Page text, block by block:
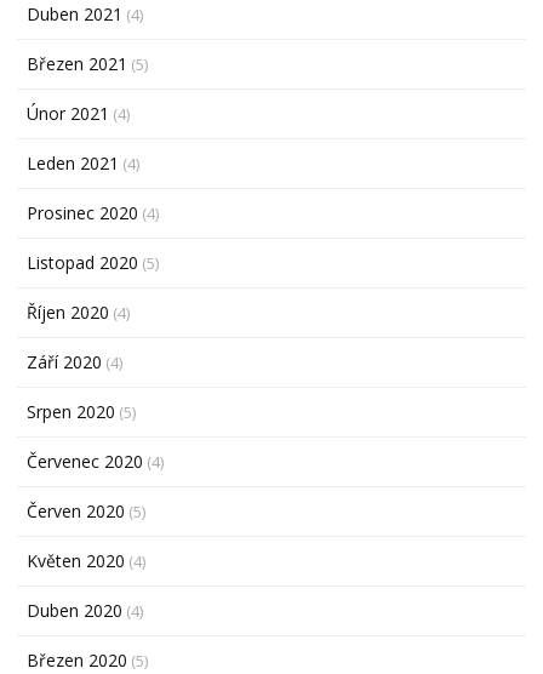
Duben 2021 (4)
Březen 2021 (5)
Únor 2021 (4)
Leden 2021 (4)
Prosinec 2020 (4)
Listopad 2020 (5)
Říjen 2020 (4)
Září 2020 (4)
Srpen 2020 (5)
Červenec 2020 (4)
Červen 2020 (5)
Květen 2020 (4)
Duben 2020 (4)
Březen 2020 (5)